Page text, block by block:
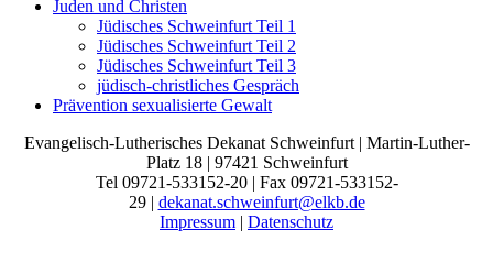
Juden und Christen
Jüdisches Schweinfurt Teil 1
Jüdisches Schweinfurt Teil 2
Jüdisches Schweinfurt Teil 3
jüdisch-christliches Gespräch
Prävention sexualisierte Gewalt
Evangelisch-Lutherisches Dekanat Schweinfurt | Martin-Luther-
Platz 18 | 97421 Schweinfurt
Tel 09721-533152-20 | Fax 09721-533152-
29 | dekanat.schweinfurt@elkb.de
Impressum | Datenschutz